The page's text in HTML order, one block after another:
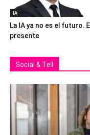
IA
La IA ya no es el futuro.
presente
Social & Tell